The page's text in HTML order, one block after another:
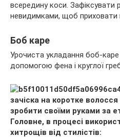
всередину коси.
невидимками, щоб приховати
Боб каре
Урочиста укладання боб-
допомогою фена і круглої
Головне, в процесі
хитрощів від стилістів: